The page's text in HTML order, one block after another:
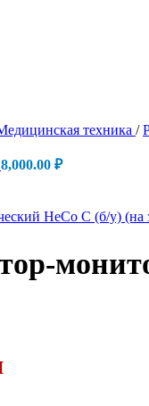
техника /
8,000.00 ₽
HeCo C (б/у) (на